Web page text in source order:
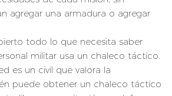
agregar una armadura o agregar
todo lo que necesita saber
militar usa un chaleco táctico.
es un civil que valora la
puede obtener un chaleco táctico